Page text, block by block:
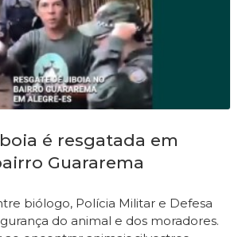
é resgatada em
Guararema
biólogo, Polícia Militar e Defesa
do animal e dos moradores.